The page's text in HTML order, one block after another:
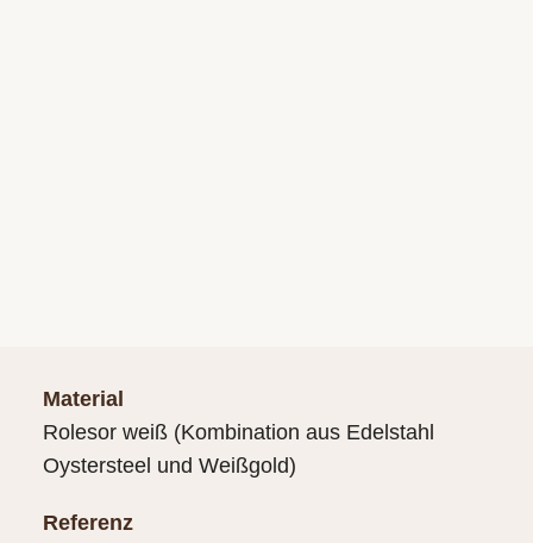
Material
Rolesor weiß (Kombination aus Edelstahl
Oystersteel und Weißgold)
Referenz